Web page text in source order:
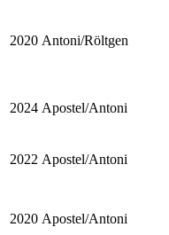
2020 Antoni/Röltgen
2024 Apostel/Antoni
2022 Apostel/Antoni
2020 Apostel/Antoni